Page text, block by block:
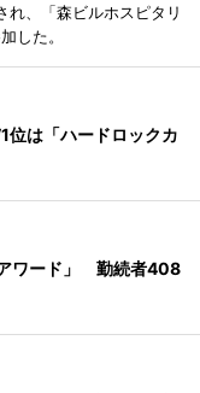
れ、「森ビルホスピタリ
した。
位は「ハードロックカ
ワード」 勤続者408